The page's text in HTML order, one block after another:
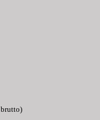
brutto)